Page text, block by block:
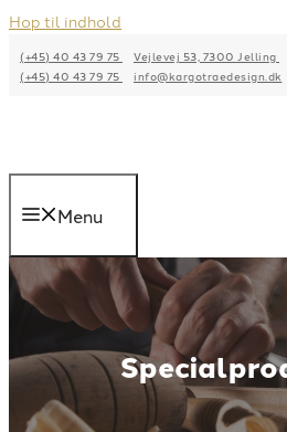
Hop til indhold
(+45) 40 43 79 75 Vejlevej 53, 7300 Jelling
(+45) 40 43 79 75
info@kargotraedesign.dk
Menu